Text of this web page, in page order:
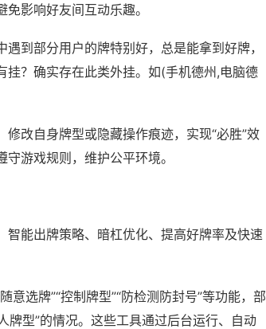
影响好友间互动乐趣。
到部分用户的牌特别好，总是能拿到好牌，
？确实存在此类外挂。如(手机德州,电脑德
改自身牌型或隐藏操作痕迹，实现“必胜”效
游戏规则，维护公平环境。
能出牌策略、暗杠优化、提高好牌率及快速
选牌”“控制牌型”“防检测防封号”等功能，部
牌型”的情况。这些工具通过后台运行、自动